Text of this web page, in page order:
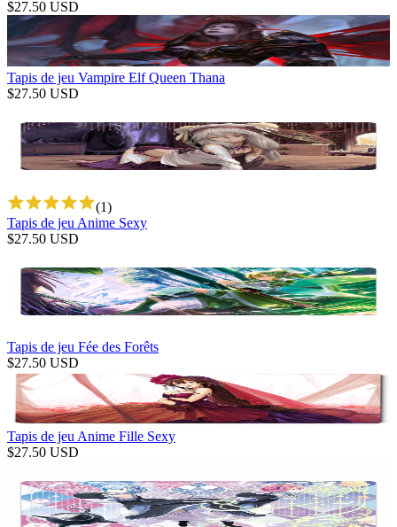
$27.50 USD
Tapis de jeu Vampire Elf Queen Thana
$27.50 USD
(1)
Tapis de jeu Anime Sexy
$27.50 USD
Tapis de jeu Fée des Forêts
$27.50 USD
Tapis de jeu Anime Fille Sexy
$27.50 USD